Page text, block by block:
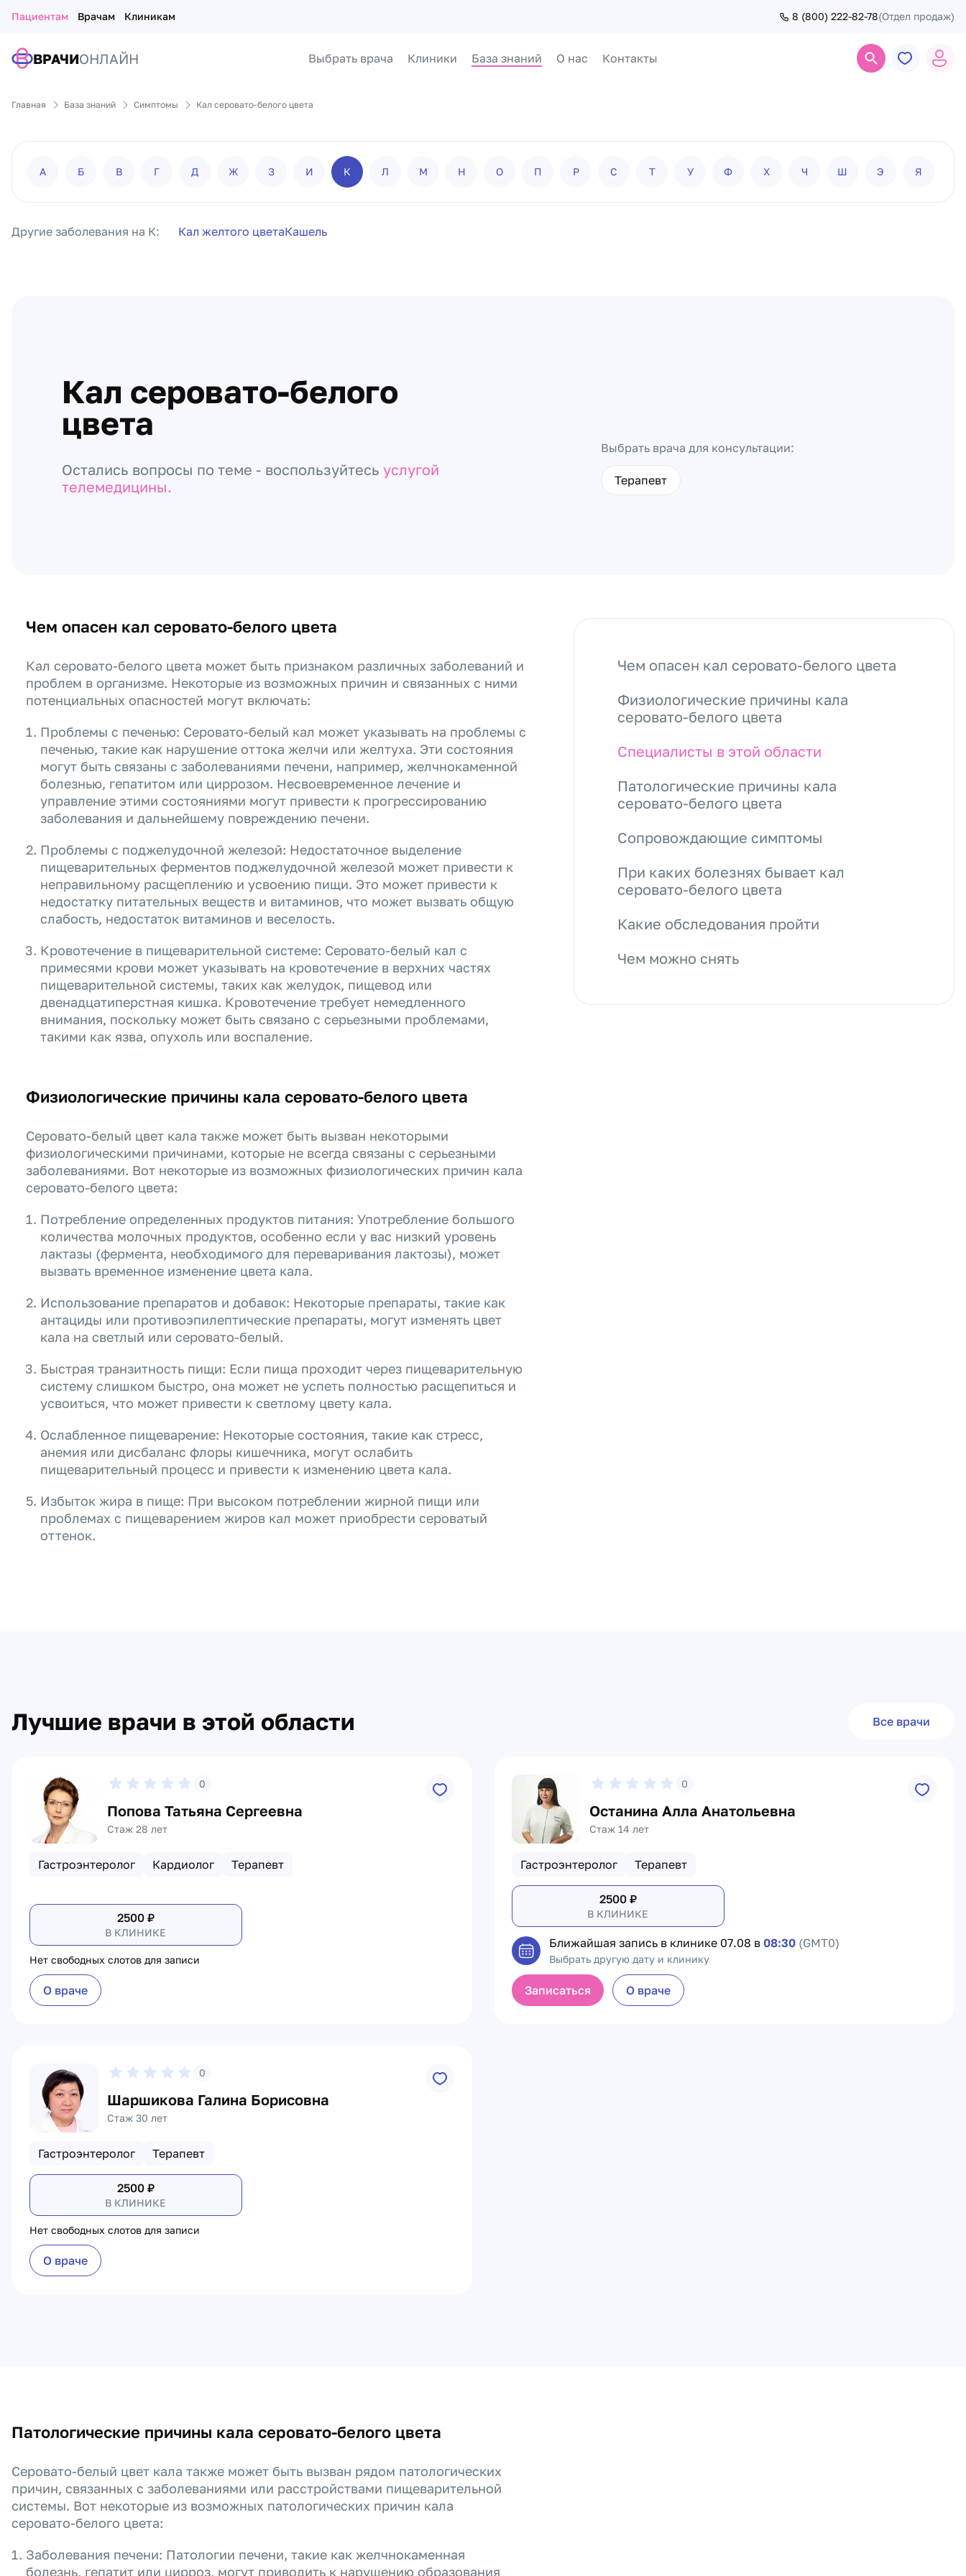
Пациентам Врачам Клиникам 8 (800) 222-82-78(Отдел продаж)
ВРАЧИОНЛАЙН Выбрать врача Клиники База знаний О нас Контакты
Главная База знаний Симптомы Кал серовато-белого цвета
А Б В Г Д Ж З И К Л М Н О П Р С Т У Ф Х Ч Ш Э Я
Другие заболевания на К: Кал желтого цветаКашель
Кал серовато-белого
цвета
Остались вопросы по теме - воспользуйтесь услугой
телемедицины.
Выбрать врача для консультации:
Терапевт
Чем опасен кал серовато-белого цвета
Кал серовато-белого цвета может быть признаком различных заболеваний и
проблем в организме. Некоторые из возможных причин и связанных с ними
потенциальных опасностей могут включать:
Проблемы с печенью: Серовато-белый кал может указывать на проблемы с
печенью, такие как нарушение оттока желчи или желтуха. Эти состояния
могут быть связаны с заболеваниями печени, например, желчнокаменной
болезнью, гепатитом или циррозом. Несвоевременное лечение и
управление этими состояниями могут привести к прогрессированию
заболевания и дальнейшему повреждению печени.
Проблемы с поджелудочной железой: Недостаточное выделение
пищеварительных ферментов поджелудочной железой может привести к
неправильному расщеплению и усвоению пищи. Это может привести к
недостатку питательных веществ и витаминов, что может вызвать общую
слабость, недостаток витаминов и веселость.
Кровотечение в пищеварительной системе: Серовато-белый кал с
примесями крови может указывать на кровотечение в верхних частях
пищеварительной системы, таких как желудок, пищевод или
двенадцатиперстная кишка. Кровотечение требует немедленного
внимания, поскольку может быть связано с серьезными проблемами,
такими как язва, опухоль или воспаление.
Физиологические причины кала серовато-белого цвета
Серовато-белый цвет кала также может быть вызван некоторыми
физиологическими причинами, которые не всегда связаны с серьезными
заболеваниями. Вот некоторые из возможных физиологических причин кала
серовато-белого цвета:
Потребление определенных продуктов питания: Употребление большого
количества молочных продуктов, особенно если у вас низкий уровень
лактазы (фермента, необходимого для переваривания лактозы), может
вызвать временное изменение цвета кала.
Использование препаратов и добавок: Некоторые препараты, такие как
антациды или противоэпилептические препараты, могут изменять цвет
кала на светлый или серовато-белый.
Быстрая транзитность пищи: Если пища проходит через пищеварительную
систему слишком быстро, она может не успеть полностью расщепиться и
усвоиться, что может привести к светлому цвету кала.
Ослабленное пищеварение: Некоторые состояния, такие как стресс,
анемия или дисбаланс флоры кишечника, могут ослабить
пищеварительный процесс и привести к изменению цвета кала.
Избыток жира в пище: При высоком потреблении жирной пищи или
проблемах с пищеварением жиров кал может приобрести сероватый
оттенок.
Чем опасен кал серовато-белого цвета
Физиологические причины кала
серовато-белого цвета
Специалисты в этой области
Патологические причины кала
серовато-белого цвета
Сопровождающие симптомы
При каких болезнях бывает кал
серовато-белого цвета
Какие обследования пройти
Чем можно снять
Лучшие врачи в этой области Все врачи
0
Попова Татьяна Сергеевна
Стаж 28 лет
Гастроэнтеролог Кардиолог Терапевт
2500₽
В КЛИНИКЕ
Нет свободных слотов для записи
О враче
0
Останина Алла Анатольевна
Стаж 14 лет
Гастроэнтеролог Терапевт
2500₽
В КЛИНИКЕ
Ближайшая запись в клинике 07.08 в 08:30 (GMT0)
Выбрать другую дату и клинику
Записаться О враче
0
Шаршикова Галина Борисовна
Стаж 30 лет
Гастроэнтеролог Терапевт
2500₽
В КЛИНИКЕ
Нет свободных слотов для записи
О враче
Патологические причины кала серовато-белого цвета
Серовато-белый цвет кала также может быть вызван рядом патологических
причин, связанных с заболеваниями или расстройствами пищеварительной
системы. Вот некоторые из возможных патологических причин кала
серовато-белого цвета:
Заболевания печени: Патологии печени, такие как желчнокаменная
болезнь, гепатит или цирроз, могут приводить к нарушению образования